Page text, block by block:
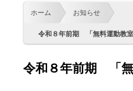
コ
ン
ン
テ
ホーム お知らせ
令和８年前期 「無料運動教
令和８年前期 「無